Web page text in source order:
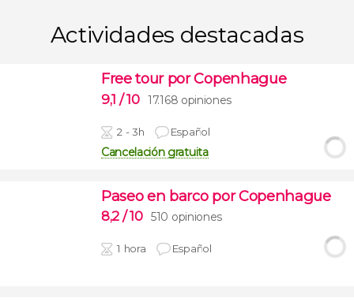
Actividades destacadas
Free tour por Copenhague
9,1 / 10 17.168 opiniones
2 - 3h Español
Cancelación gratuita
Paseo en barco por Copenhague
8,2 / 10 510 opiniones
1 hora Español